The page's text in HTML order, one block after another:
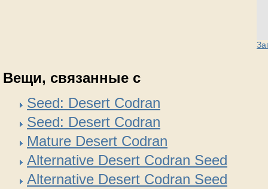
Вещи, связанные с
Seed: Desert Codran
Seed: Desert Codran
Mature Desert Codran
Alternative Desert Codran Seed
Alternative Desert Codran Seed